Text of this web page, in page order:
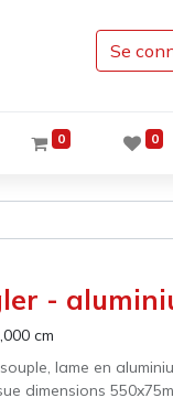
Se
0 0
-
cm
lame en
dimensions